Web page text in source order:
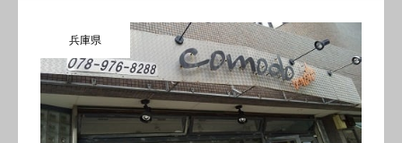
ス、外装建材、内装建材 シャッター、建材などの販売・
施工 主な仕入先 […]
兵庫県